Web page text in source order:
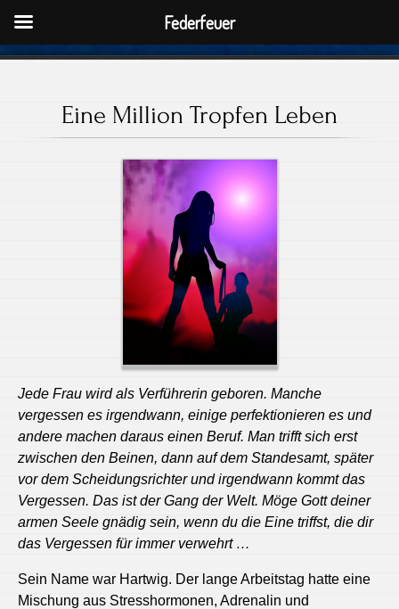
Eine Million Tropfen Leben
Jede Frau wird als Verführerin geboren. Manche
vergessen es irgendwann, einige perfektionieren es und
andere machen daraus einen Beruf. Man trifft sich erst
zwischen den Beinen, dann auf dem Standesamt, später
vor dem Scheidungsrichter und irgendwann kommt das
Vergessen. Das ist der Gang der Welt. Möge Gott deiner
armen Seele gnädig sein, wenn du die Eine triffst, die dir
das Vergessen für immer verwehrt …
Sein Name war Hartwig. Der lange Arbeitstag hatte eine
Mischung aus Stresshormonen, Adrenalin und
Federfeuer